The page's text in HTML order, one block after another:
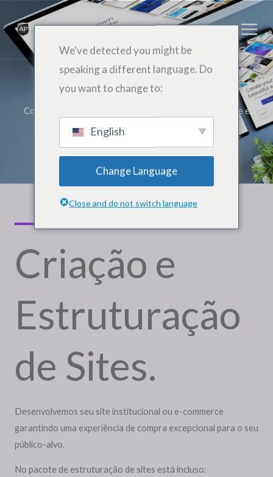
ਨੂੰ
ਕਰਨ
ਲਈ
ਰਚਨਾ ਅਤੇ ਵਿਕਾਸ ਦੇ ਸਾਈਟ
Conheça um pouco mais do nosso pacote de criação de e
estruturação de site!
Criação e
Estruturação
de Sites.
Desenvolvemos seu site institucional ou e-commerce
garantindo uma experiência de compra excepcional para o seu
público-alvo.
No pacote de estruturação de sites está incluso:
We've detected you might be
speaking a different language. Do
you want to change to:
English
Change Language
Close and do not switch language